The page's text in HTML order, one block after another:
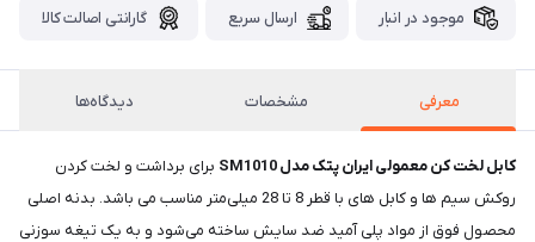
موجود در انبار ارسال سریع گارانتی اصالت کالا
معرفی مشخصات دیدگاه‌ها
کابل لخت کن معمولی ایران پتک مدل SM1010
برای برداشت و لخت کردن
روکش سیم ها و کابل های با قطر 8 تا 28 میلی‌متر مناسب می باشد. بدنه اصلی
محصول فوق از مواد پلی آمید ضد سایش ساخته می‌شود و به یک تیغه سوزنی